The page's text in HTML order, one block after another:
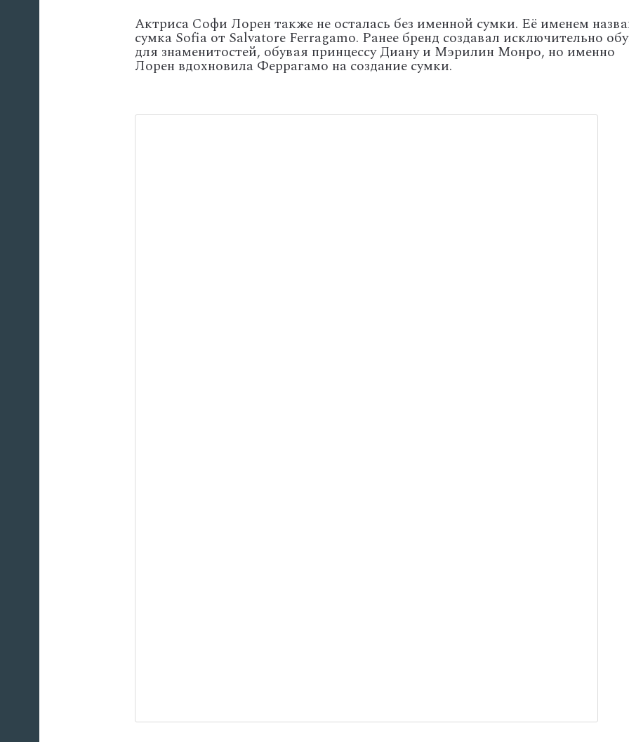
Актриса Софи Лорен также не осталась без именной сумки. Её именем
сумка Sofia от Salvatore Ferragamo. Ранее бренд создавал исключительно
для знаменитостей, обувая принцессу Диану и Мэрилин Монро, но именно
Лорен вдохновила Феррагамо на создание сумки.